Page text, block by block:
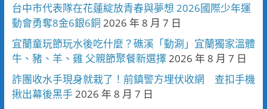
台中市代表隊在花蓮綻放青春與夢想 2026國際少年運
動會勇奪8金6銀6銅 2026 年 8 月 7 日
宜蘭童玩節玩水後吃什麼？礁溪「動涮」宜蘭獨家溫體
牛、豬、羊、雞 父親節聚餐新選擇 2026 年 8 月 7 日
詐團收水手現身就栽了！前鎮警方埋伏收網 查扣手機
揪出幕後黑手 2026 年 8 月 7 日